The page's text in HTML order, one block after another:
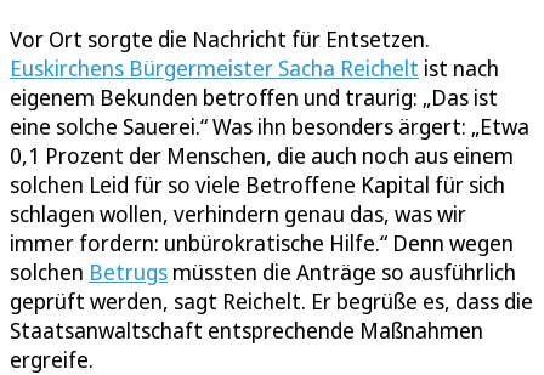
Vor Ort sorgte die Nachricht für Entsetzen.
Euskirchens Bürgermeister Sacha Reichelt ist nach
eigenem Bekunden betroffen und traurig: „Das ist
eine solche Sauerei.“ Was ihn besonders ärgert: „Etwa
0,1 Prozent der Menschen, die auch noch aus einem
solchen Leid für so viele Betroffene Kapital für sich
schlagen wollen, verhindern genau das, was wir
immer fordern: unbürokratische Hilfe.“ Denn wegen
solchen Betrugs müssten die Anträge so ausführlich
geprüft werden, sagt Reichelt. Er begrüße es, dass die
Staatsanwaltschaft entsprechende Maßnahmen
ergreife.